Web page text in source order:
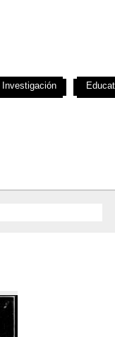
Investigación